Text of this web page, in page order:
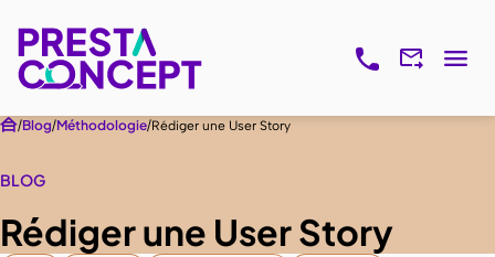
Blog Méthodologie Rédiger une User Story
BLOG
Rédiger une User Story